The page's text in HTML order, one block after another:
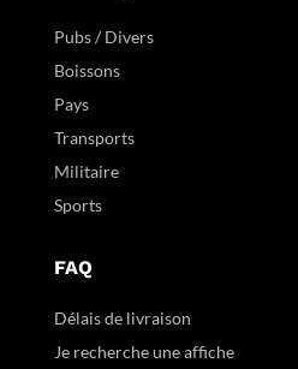
Pubs / Divers
Boissons
Pays
Transports
Militaire
Sports
FAQ
Délais de livraison
Je recherche une affiche